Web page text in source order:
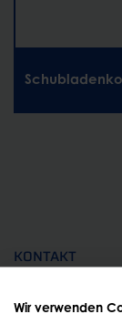
KONTAKT
Wir verwenden